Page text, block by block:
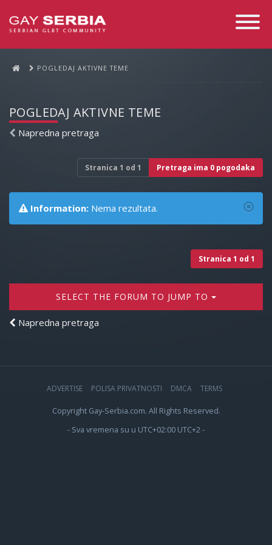
Toggle
POGLEDAJ AKTIVNE TEME
POGLEDAJ AKTIVNE TEME
Napredna pretraga
Stranica 1 od 1 Pretraga ima 0 pogodaka
Information: Nema rezultata.
Stranica 1 od 1
SELECT THE FORUM TO JUMP TO
Napredna pretraga
ADVERTISE POLISA PRIVATNOSTI DMCA TERMS
Copyright Gay-Serbia.com. All Rights Reserved.
- Sva vremena su u UTC+02:00 UTC+2 -